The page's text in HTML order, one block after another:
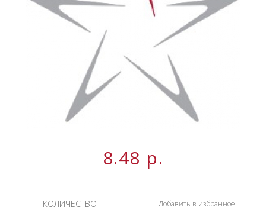
8.48 р.
КОЛИЧЕСТВО Добавить в избранное